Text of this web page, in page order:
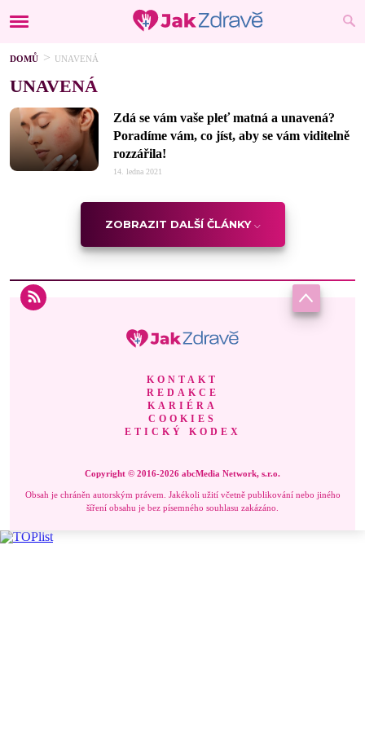
DOMŮ UNAVENÁ
UNAVENÁ
Zdá se vám vaše pleť matná a unavená?
Poradíme vám, co jíst, aby se vám viditelně
rozzářila!
14. ledna 2021
ZOBRAZIT DALŠÍ ČLÁNKY
KONTAKT
REDAKCE
KARIÉRA
COOKIES
ETICKÝ KODEX
Copyright © 2016-2026 abcMedia Network, s.r.o.
Obsah je chráněn autorským právem. Jakékoli užití včetně publikování nebo jiného
šíření obsahu je bez písemného souhlasu zakázáno.